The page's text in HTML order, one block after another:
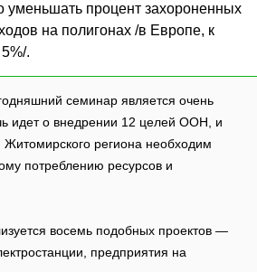
процент захороненных
на полигонах /в Европе, к
.
семинар является очень
идет о внедрении 12 целей ООН, и
региона необходим
потреблению ресурсов и
восемь подобных проектов —
предприятия на